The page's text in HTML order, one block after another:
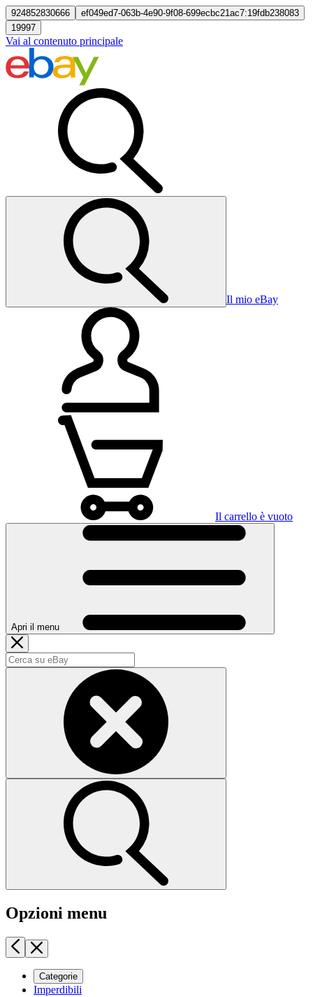
924852830666
ef049ed7-063b-4e90-9f08-699ecbc21ac7:19fdb238083
19997
Vai al contenuto principale
Il mio eBay
Il carrello è vuoto
Apri il menu
Opzioni menu
Categorie
Imperdibili